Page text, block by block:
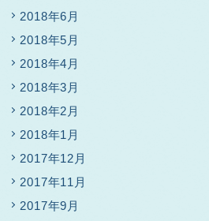
2018年6月
2018年5月
2018年4月
2018年3月
2018年2月
2018年1月
2017年12月
2017年11月
2017年9月